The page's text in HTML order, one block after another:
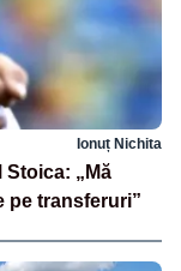
Ionuț Nichita
Stoica: „Mă
pe transferuri”